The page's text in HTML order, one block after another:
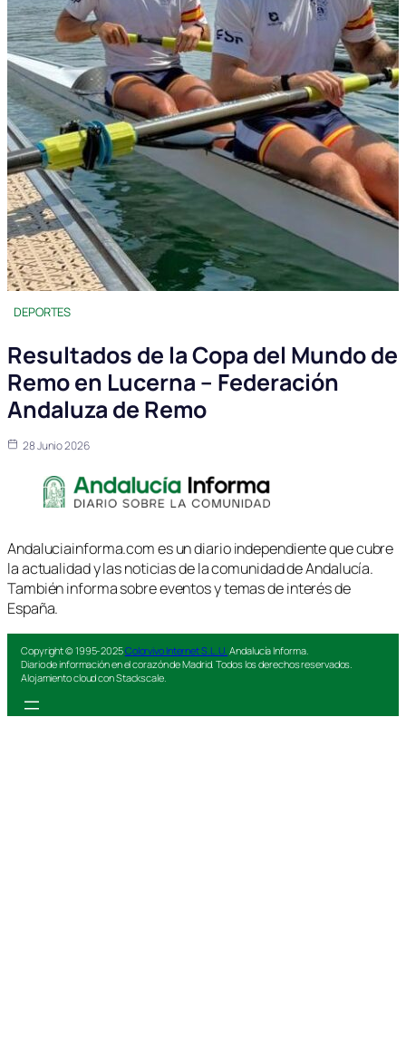
DEPORTES
Resultados de la Copa del Mundo de
Remo en Lucerna – Federación
Andaluza de Remo
28 Junio 2026
Andaluciainforma.com es un diario independiente que cubre
la actualidad y las noticias de la comunidad de Andalucía.
También informa sobre eventos y temas de interés de
España.
Copyright © 1995-2025Colorvivo Internet S.L.U. Andalucía Informa.
Diario de información en el corazón de Madrid. Todos los derechos reservados.
Alojamiento cloud con Stackscale.